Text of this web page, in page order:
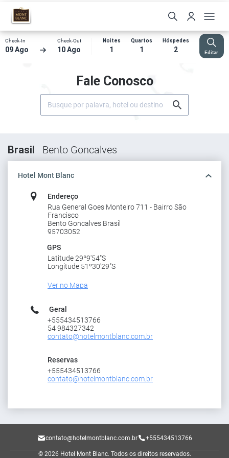
Check-In
09 Ago
Check-Out
10 Ago
Noites
1
Quartos
1
Hóspedes
2 Editar
Fale Conosco
Brasil Bento Goncalves
Hotel Mont Blanc
Endereço
Rua General Goes Monteiro 711 - Bairro São
Francisco
Bento Goncalves Brasil
95703052
GPS
Latitude 29º9'54"S
Longitude 51º30'29"S
Ver no Mapa
Geral
+555434513766
54 984327342
contato@hotelmontblanc.com.br
Reservas
+555434513766
contato@hotelmontblanc.com.br
contato@hotelmontblanc.com.br +555434513766
© 2026 Hotel Mont Blanc. Todos os direitos reservados.